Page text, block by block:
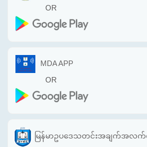
OR
MDA APP
OR
မြန်မာဥပဒေသတင်းအချက်အလက်